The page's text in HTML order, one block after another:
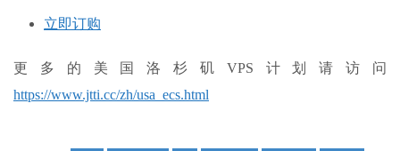
立即订购
更多的美国洛杉矶VPS计划请访问
https://www.jtti.cc/zh/usa_ecs.html